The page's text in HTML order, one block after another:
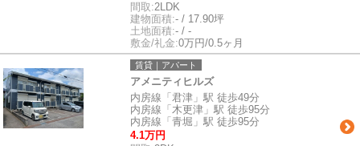
間取:2LDK
建物面積:- / 17.90坪
土地面積:- / -
敷金/礼金:0万円/0.5ヶ月
賃貸｜アパート
アメニティヒルズ
内房線「君津」駅 徒歩49分
内房線「木更津」駅 徒歩95分
内房線「青堀」駅 徒歩95分
4.1万円